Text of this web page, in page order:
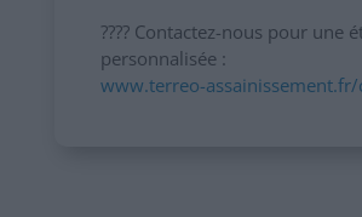
???? Contactez-nous pour une
personnalisée :
www.terreo-